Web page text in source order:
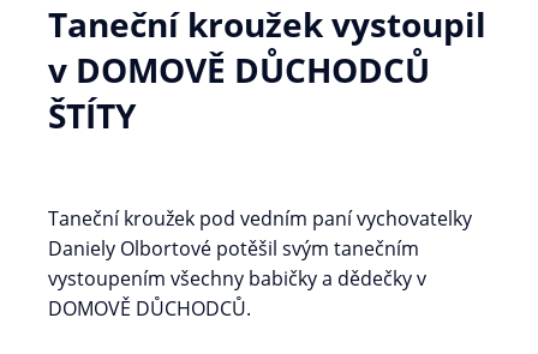
Taneční kroužek vystoupil
v DOMOVĚ DŮCHODCŮ
ŠTÍTY
Taneční kroužek pod vedním paní vychovatelky
Daniely Olbortové potěšil svým tanečním
vystoupením všechny babičky a dědečky v
DOMOVĚ DŮCHODCŮ.